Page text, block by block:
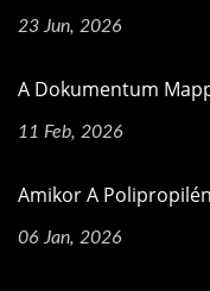
23 Jun, 2026
A Dokumentum
11 Feb, 2026
Amikor A
06 Jan, 2026